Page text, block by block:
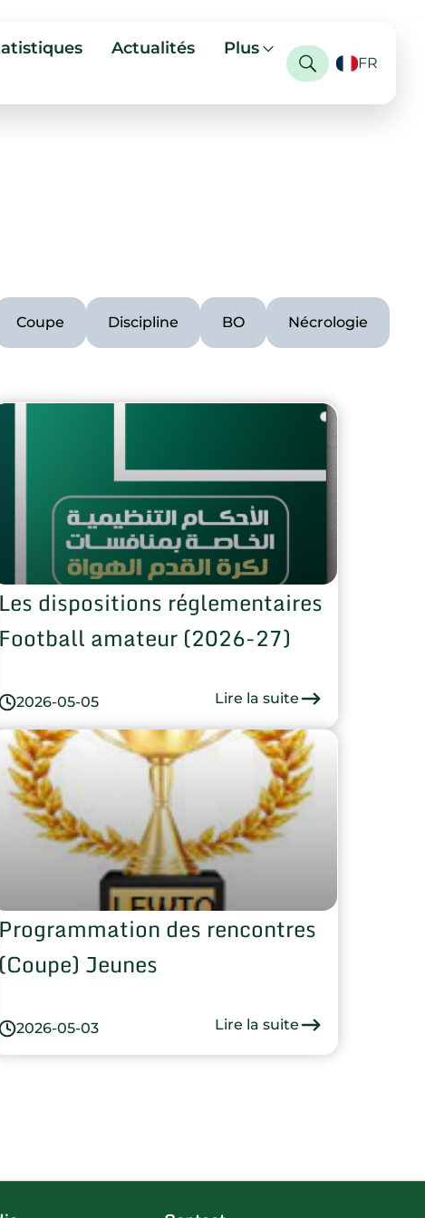
Actualités Plus
FR
Coupe Discipline BO Nécrologie
Les dispositions réglementaires
Football amateur (2026-27)
2026-05-05 Lire la suite
Programmation des rencontres
(Coupe) Jeunes
2026-05-03 Lire la suite